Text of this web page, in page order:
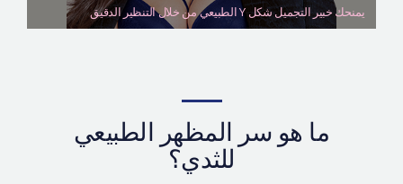
العيادة الجلدية
الإستشارة أونلاين
يمنحك خبير التجميل شكل Y الطبيعي من خلال التنظير الدقيق
ما هو سر المظهر الطبيعي
للثدي؟